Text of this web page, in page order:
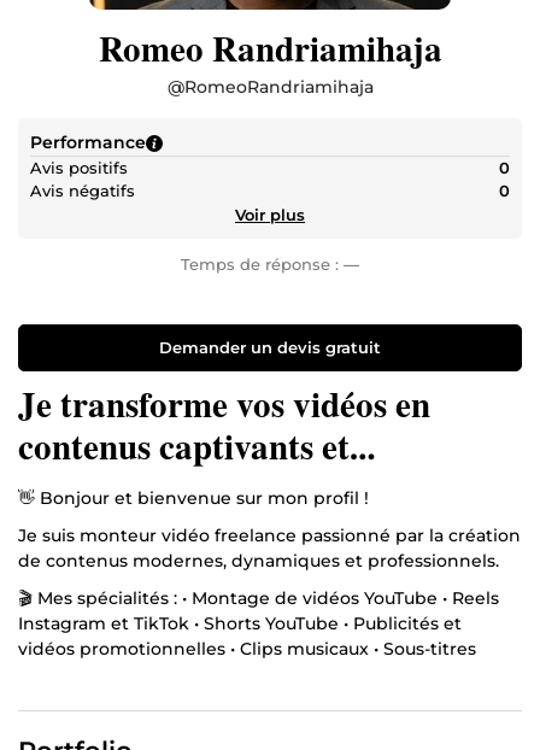
Romeo Randriamihaja
@RomeoRandriamihaja
Performance
Avis positifs
0
Avis négatifs
0
Voir plus
Temps de réponse : —
Demander un devis gratuit
Je transforme vos vidéos en
contenus captivants et
professionnels
👋 Bonjour et bienvenue sur mon profil !
Je suis monteur vidéo freelance passionné par la création
de contenus modernes, dynamiques et professionnels.
🎬 Mes spécialités : • Montage de vidéos YouTube • Reels
Instagram et TikTok • Shorts YouTube • Publicités et
vidéos promotionnelles • Clips musicaux • Sous-titres
🚀 Mon objectif est simple : transformer vos idées en